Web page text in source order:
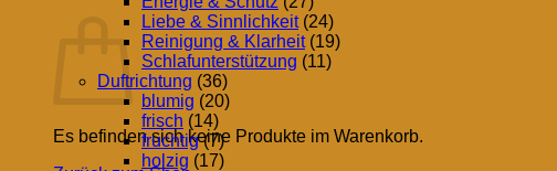
Warenkorb
Es befinden sich keine Produkte im Warenkorb.
Liebe & Sinnlichkeit (24)
Reinigung & Klarheit (19)
Schlafunterstützung (11)
Duftrichtung (36)
blumig (20)
frisch (14)
fruchtig (7)
holzig (17)